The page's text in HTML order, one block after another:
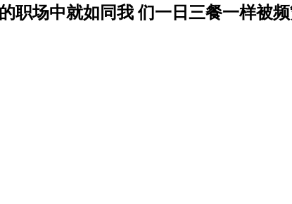
场中就如同我 们一日三餐一样被